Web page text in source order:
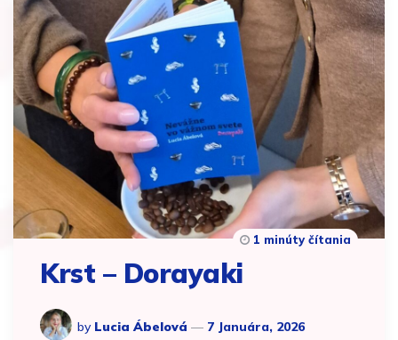
Krst – Dorayaki
by Lucia Ábelová 7 Januára, 2026
1 minúty čítania